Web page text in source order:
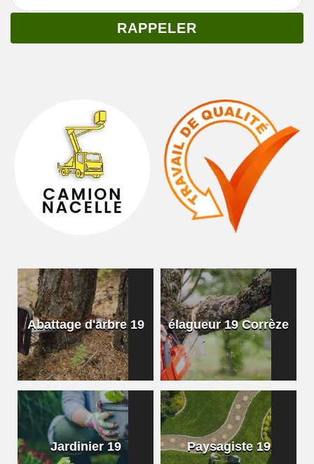
Abattage d'arbre 19 élagueur 19 Corrèze
Jardinier 19 Paysagiste 19